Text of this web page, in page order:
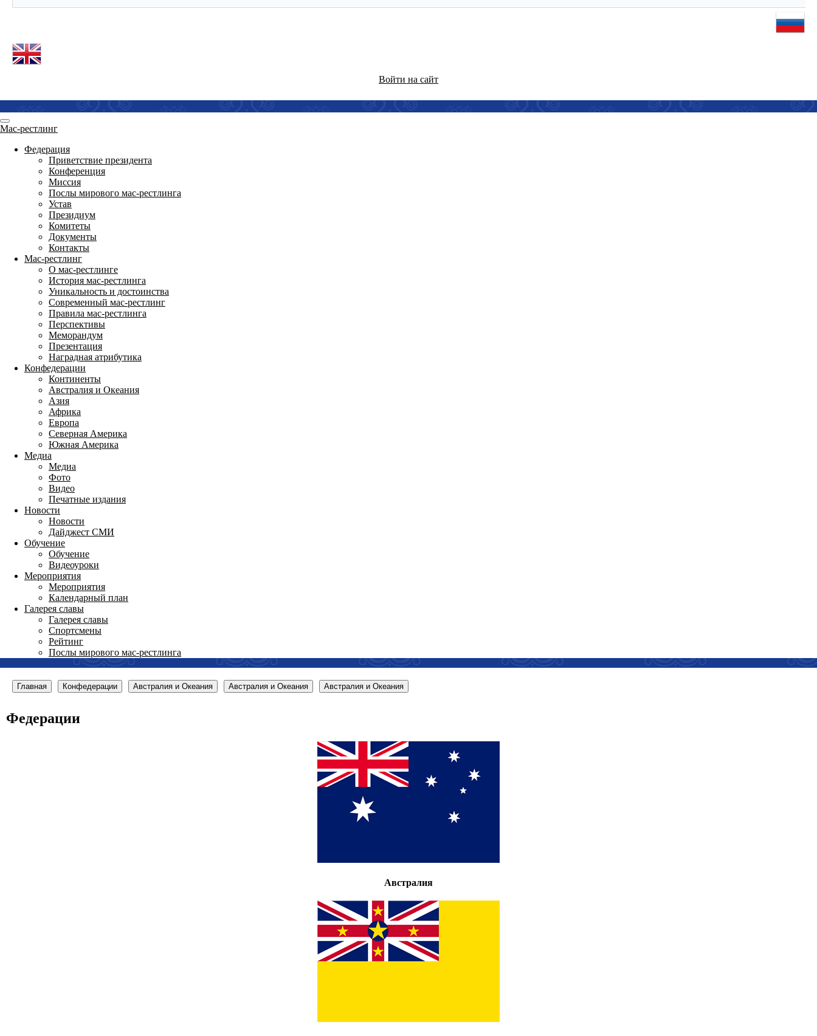
Войти на сайт
Мас-рестлинг
Федерация
Приветствие президента
Конференция
Миссия
Послы мирового мас-рестлинга
Устав
Президиум
Комитеты
Документы
Контакты
Мас-рестлинг
О мас-рестлинге
История мас-рестлинга
Уникальность и достоинства
Современный мас-рестлинг
Правила мас-рестлинга
Перспективы
Меморандум
Презентация
Наградная атрибутика
Конфедерации
Континенты
Австралия и Океания
Азия
Африка
Европа
Северная Америка
Южная Америка
Медиа
Медиа
Фото
Видео
Печатные издания
Новости
Новости
Дайджест СМИ
Обучение
Обучение
Видеоуроки
Мероприятия
Мероприятия
Календарный план
Галерея славы
Галерея славы
Спортсмены
Рейтинг
Послы мирового мас-рестлинга
Главная Конфедерации Австралия и Океания Австралия и Океания Австралия и Океания
Федерации
Австралия